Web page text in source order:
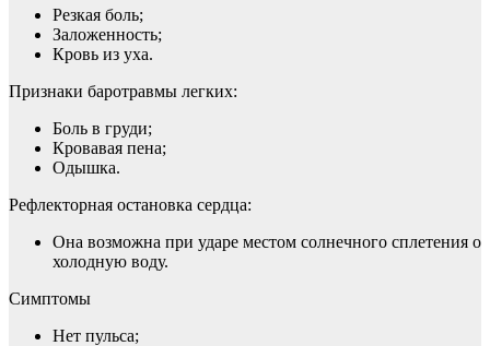
Резкая боль;
Заложенность;
Кровь из уха.
Признаки баротравмы легких:
Боль в груди;
Кровавая пена;
Одышка.
Рефлекторная остановка сердца:
Она возможна при ударе местом солнечного сплетения о
холодную воду.
Симптомы
Нет пульса;